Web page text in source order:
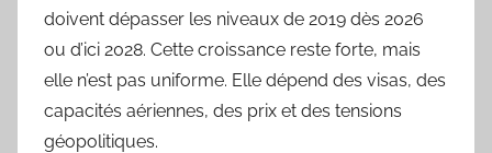
doivent dépasser les niveaux de 2019 dès 2026
ou d’ici 2028. Cette croissance reste forte, mais
elle n’est pas uniforme. Elle dépend des visas, des
capacités aériennes, des prix et des tensions
géopolitiques.